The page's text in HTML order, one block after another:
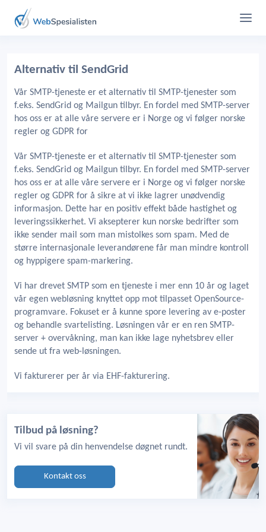
Alternativ til SendGrid
Vår SMTP-tjeneste er et alternativ til SMTP-tjenester som
f.eks. SendGrid og Mailgun tilbyr. En fordel med SMTP-server
hos oss er at alle våre servere er i Norge og vi følger norske
regler og GDPR for
Vår SMTP-tjeneste er et alternativ til SMTP-tjenester som
f.eks. SendGrid og Mailgun tilbyr. En fordel med SMTP-server
hos oss er at alle våre servere er i Norge og vi følger norske
regler og GDPR for å sikre at vi ikke lagrer unødvendig
informasjon. Dette har en positiv effekt både hastighet og
leveringssikkerhet. Vi aksepterer kun norske bedrifter som
ikke sender mail som man mistolkes som spam. Med de
større internasjonale leverandørene får man mindre kontroll
og hyppigere spam-markering.
Vi har drevet SMTP som en tjeneste i mer enn 10 år og laget
vår egen webløsning knyttet opp mot tilpasset OpenSource-
programvare. Fokuset er å kunne spore levering av e-poster
og behandle svartelisting. Løsningen vår er en ren SMTP-
server + overvåkning, man kan ikke lage nyhetsbrev eller
sende ut fra web-løsningen.
Vi fakturerer per år via EHF-fakturering.
Tilbud på løsning?
Vi vil svare på din henvendelse døgnet rundt.
Kontakt oss